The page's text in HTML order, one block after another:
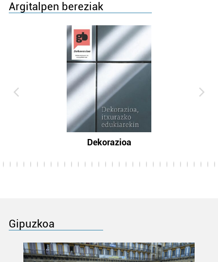
Argitalpen bereziak
Dekorazioa
Gipuzkoa